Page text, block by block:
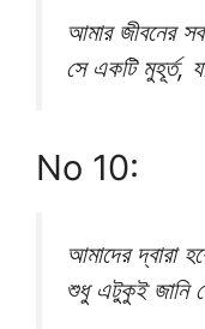
আমার জীবনের
সে একটি মুহূর্ত,
No 10:
আমাদের দ্বারা
শুধু এটুকুই জানি